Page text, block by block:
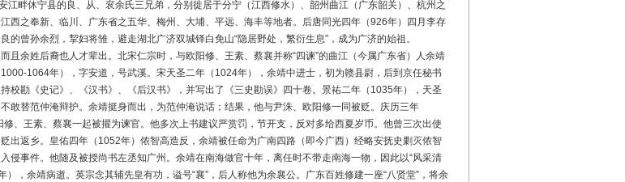
江畔休宁县的良、从、衮余氏三兄弟，分别徙居于分宁（江西修水）、韶州曲江（广东韶关）、杭州之
西之奉新、临川、广东省之五华、梅州、大埔、平远、海丰等地者。后唐同光四年（926年）四月李存
的曾孙余烈，挈妇将雏，避走湖北广济双城铎白免山“隐居野处，繁衍生息”，成为广济的始祖。
且余姓后裔也人才辈出。北宋仁宗时，与欧阳修、王素、蔡襄并称“四谏”的曲江（今属广东省）人余靖
1064年），字安道，号武溪。宋天圣二年（1024年），余靖中进士，初为赣县尉，后到京任秘书
校勘《史记》、《汉书》、《后汉书》，并写出了《三史勘误》四十卷。景祐二年（1035年），天圣
敢替范仲淹辩护。余靖挺身而出，为范仲淹说话；结果，他与尹洙、欧阳修一同被贬。庆历三年
修、王素、蔡襄一起被擢为谏官。他多次上书建议严赏罚，节开支，反对多给西夏岁币。他曾三次出使
出返乡。皇佑四年（1052年）侬智高造反，余靖被任命为广南四路（即今广西）经略安抚史剿灭侬智
侵事件。他随及被授尚书左丞知广州。余靖在南海做官十年，离任时不带走南海一物，因此以“风采清
），余靖病逝。英宗念其辅先皇有功，谥号“襄”，后人称他为余襄公。广东百姓修建一座“八贤堂”，将余